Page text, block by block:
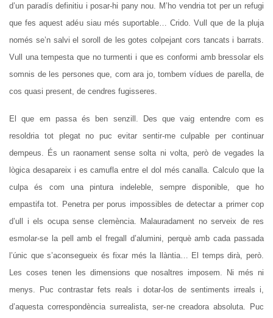
d’un paradís definitiu i posar-hi pany nou. M’ho vendria tot per un refugi
que fes aquest adéu siau més suportable… Crido. Vull que de la pluja
només se’n salvi el soroll de les gotes colpejant cors tancats i barrats.
Vull una tempesta que no turmenti i que es conformi amb bressolar els
somnis de les persones que, com ara jo, tombem vídues de parella, de
cos quasi present, de cendres fugisseres.
El que em passa és ben senzill. Des que vaig entendre com es
resoldria tot plegat no puc evitar sentir-me culpable per continuar
dempeus. És un raonament sense solta ni volta, però de vegades la
lògica desapareix i es camufla entre el dol més canalla. Calculo que la
culpa és com una pintura indeleble, sempre disponible, que ho
empastifa tot. Penetra per porus impossibles de detectar a primer cop
d’ull i els ocupa sense clemència. Malauradament no serveix de res
esmolar-se la pell amb el fregall d’alumini, perquè amb cada passada
l’únic que s’aconsegueix és fixar més la llàntia… El temps dirà, però.
Les coses tenen les dimensions que nosaltres imposem. Ni més ni
menys. Puc contrastar fets reals i dotar-los de sentiments irreals i,
d’aquesta correspondència surrealista, ser-ne creadora absoluta. Puc